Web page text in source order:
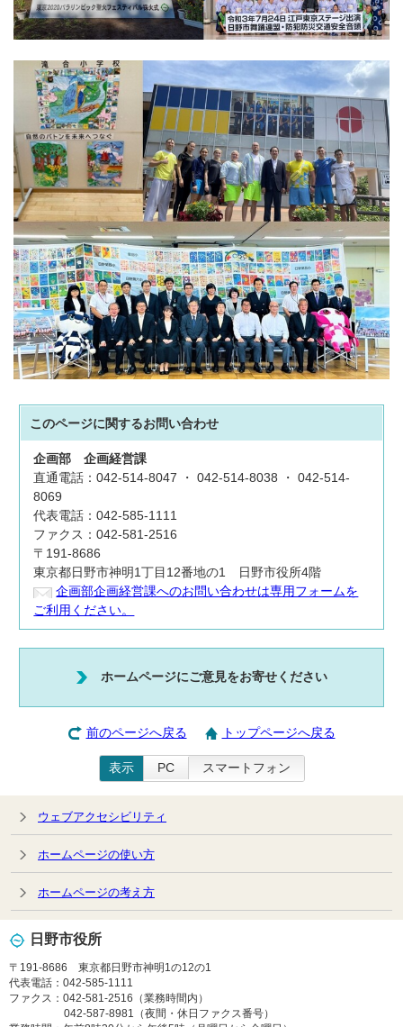
このページに関するお問い合わせ
企画部企画経営課
直通電話：042-514-8047 ・ 042-514-8038 ・ 042-514-
8069
代表電話：042-585-1111
ファクス：042-581-2516
〒191-8686
東京都日野市神明1丁目12番地の1 日野市役所4階
企画部企画経営課へのお問い合わせは専用フォームを
ご利用ください。
ホームページにご意見をお寄せください
前のページへ戻る トップページへ戻る
表示 PC スマートフォン
ウェブアクセシビリティ
ホームページの使い方
ホームページの考え方
日野市役所
〒191-8686 東京都日野市神明1の12の1
代表電話：042-585-1111
ファクス：042-581-2516（業務時間内）
042-587-8981（夜間・休日ファクス番号）